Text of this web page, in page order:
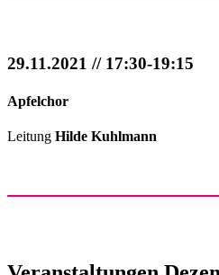
29.11.2021 // 17:30-19:15
Apfelchor
Leitung Hilde Kuhlmann